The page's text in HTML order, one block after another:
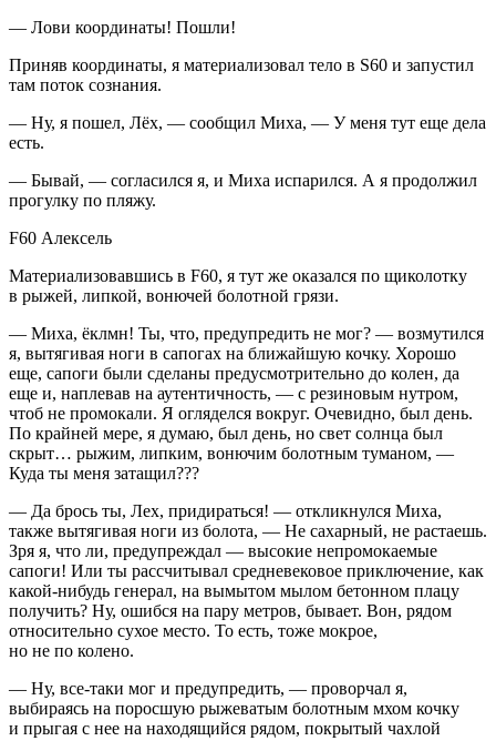
— Лови координаты! Пошли!
Приняв координаты, я материализовал тело в S60 и запустил
там поток сознания.
— Ну, я пошел, Лёх, — сообщил Миха, — У меня тут еще дела
есть.
— Бывай, — согласился я, и Миха испарился. А я продолжил
прогулку по пляжу.
F60 Алексель
Материализовавшись в F60, я тут же оказался по щиколотку
в рыжей, липкой, вонючей болотной грязи.
— Миха, ёклмн! Ты, что, предупредить не мог? — возмутился
я, вытягивая ноги в сапогах на ближайшую кочку. Хорошо
еще, сапоги были сделаны предусмотрительно до колен, да
еще и, наплевав на аутентичность, — с резиновым нутром,
чтоб не промокали. Я огляделся вокруг. Очевидно, был день.
По крайней мере, я думаю, был день, но свет солнца был
скрыт… рыжим, липким, вонючим болотным туманом, —
Куда ты меня затащил???
— Да брось ты, Лех, придираться! — откликнулся Миха,
также вытягивая ноги из болота, — Не сахарный, не растаешь.
Зря я, что ли, предупреждал — высокие непромокаемые
сапоги! Или ты рассчитывал средневековое приключение, как
какой-нибудь генерал, на вымытом мылом бетонном плацу
получить? Ну, ошибся на пару метров, бывает. Вон, рядом
относительно сухое место. То есть, тоже мокрое,
но не по колено.
— Ну, все-таки мог и предупредить, — проворчал я,
выбираясь на поросшую рыжеватым болотным мхом кочку
и прыгая с нее на находящийся рядом, покрытый чахлой